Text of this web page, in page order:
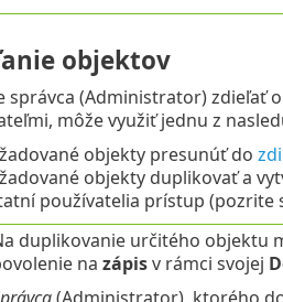
objektov
správca (Administrator) zdieľať
môže využiť jednu z
objekty presunúť do
objekty duplikovať a
používatelia prístup (pozrite
duplikovanie určitého objektu
na zápisv rámci svojej